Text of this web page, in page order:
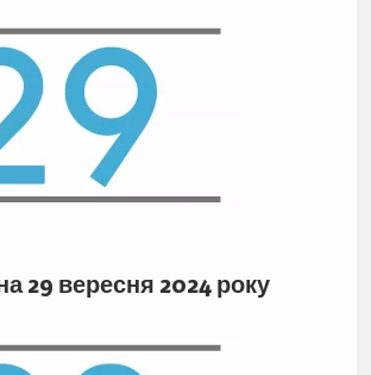
29 вересня 2024 року